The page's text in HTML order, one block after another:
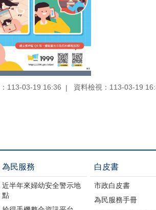
113-03-19 16:36 資料檢視：113-03-19
為民服務
近半年來婦幼安全警示地
點
白皮書
市政白皮書
為民服務手冊